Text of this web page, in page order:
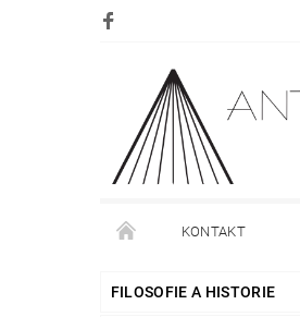
KONTAKT
DOPRAVA PLATBA
FILOSOFIE A HISTORIE